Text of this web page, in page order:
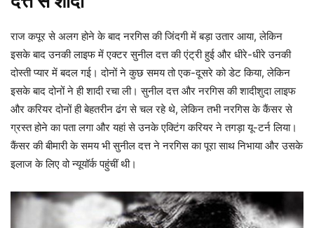
राज कपूर से अलग होने के बाद नरगिस की जिंदगी में बड़ा उतार आया, लेकिन
इसके बाद उनकी लाइफ में एक्टर सुनील दत्त की एंट्री हुई और धीरे-धीरे उनकी
दोस्ती प्यार में बदल गई। दोनों ने कुछ समय तो एक-दूसरे को डेट किया, लेकिन
इसके बाद दोनों ने ही शादी रचा ली। सुनील दत्त और नरगिस की शादीशुदा लाइफ
और करियर दोनों ही बेहतरीन ढंग से चल रहे थे, लेकिन तभी नरगिस के कैंसर से
ग्रस्त होने का पता लगा और यहां से उनके एक्टिंग करियर ने तगड़ा यू-टर्न लिया।
कैंसर की बीमारी के समय भी सुनील दत्त ने नरगिस का पूरा साथ निभाया और उसके
इलाज के लिए वो न्यूयॉर्क पहुंचीं थी।